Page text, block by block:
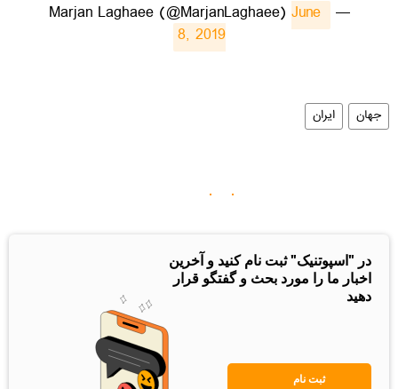
— Marjan Laghaee (@MarjanLaghaee)
June
8, 2019
جهان ایران
در "اسپوتنیک" ثبت نام کنید و آخرین
اخبار ما را مورد بحث و گفتگو قرار
دهید
ثبت نام